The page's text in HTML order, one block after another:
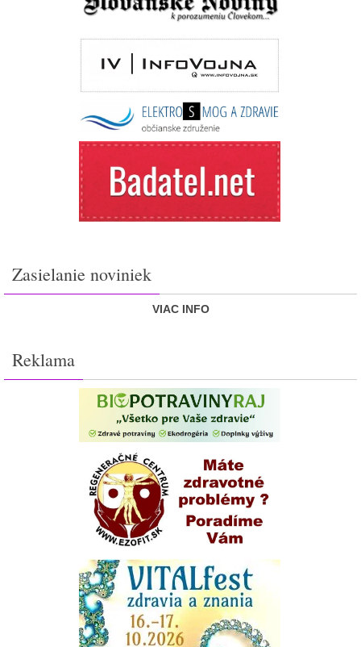
Zasielanie noviniek
VIAC INFO
Reklama